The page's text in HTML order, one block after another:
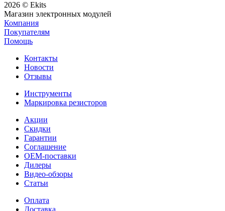
2026 © Ekits
Магазин электронных модулей
Компания
Покупателям
Помощь
Контакты
Новости
Отзывы
Инструменты
Маркировка резисторов
Акции
Скидки
Гарантии
Соглашение
OEM-поставки
Дилеры
Видео-обзоры
Статьи
Оплата